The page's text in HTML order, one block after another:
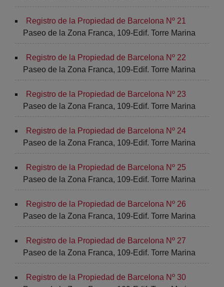
Registro de la Propiedad de Barcelona Nº 21
Paseo de la Zona Franca, 109-Edif. Torre Marina
Registro de la Propiedad de Barcelona Nº 22
Paseo de la Zona Franca, 109-Edif. Torre Marina
Registro de la Propiedad de Barcelona Nº 23
Paseo de la Zona Franca, 109-Edif. Torre Marina
Registro de la Propiedad de Barcelona Nº 24
Paseo de la Zona Franca, 109-Edif. Torre Marina
Registro de la Propiedad de Barcelona Nº 25
Paseo de la Zona Franca, 109-Edif. Torre Marina
Registro de la Propiedad de Barcelona Nº 26
Paseo de la Zona Franca, 109-Edif. Torre Marina
Registro de la Propiedad de Barcelona Nº 27
Paseo de la Zona Franca, 109-Edif. Torre Marina
Registro de la Propiedad de Barcelona Nº 30